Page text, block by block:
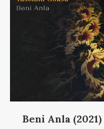
Beni Anla